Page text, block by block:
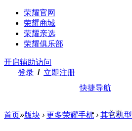
荣耀官网
荣耀商城
荣耀亲选
荣耀俱乐部
开启辅助访问
登录 / 立即注册
快捷导航
首页
首页»版块 › 更多荣耀手机 › 其它机型